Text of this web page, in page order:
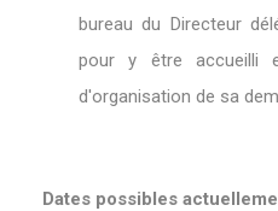
bureau du Directeur
pour y être accueilli
d'organisation de sa
Dates possibles